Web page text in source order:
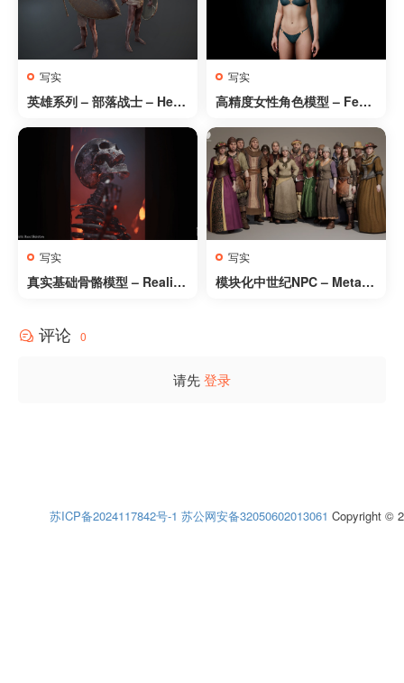
写实
英雄系列 – 部落战士 – Hero
写实
高精度女性角色模型 – Fema
写实
真实基础骨骼模型 – Realisti
写实
模块化中世纪NPC – Metah
评论 0
请先登录
苏ICP备2024117842号-1 苏公网安备32050602013061 Copyright ©